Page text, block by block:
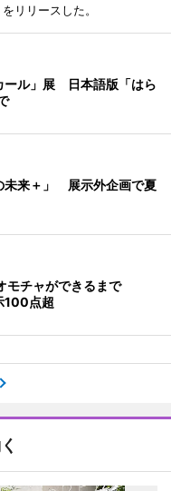
リリースした。
ール」展 日本語版「はら
未来＋」 展示外企画で夏
モチャができるまで
100点超